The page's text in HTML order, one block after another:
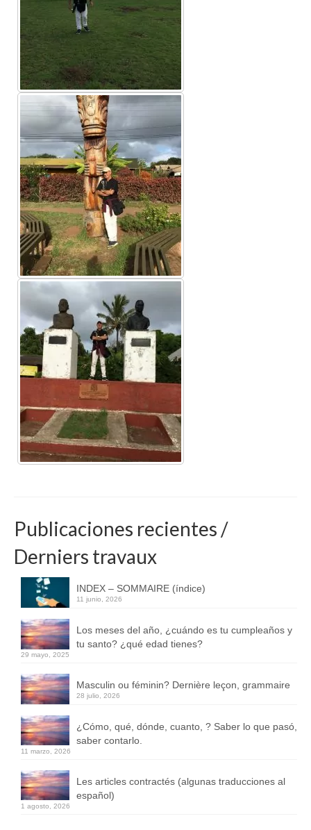
Publicaciones recientes /
Derniers travaux
INDEX – SOMMAIRE (índice)
11 junio, 2026
Los meses del año, ¿cuándo es tu cumpleaños y
tu santo? ¿qué edad tienes?
29 mayo, 2025
Masculin ou féminin? Dernière leçon, grammaire
28 julio, 2026
¿Cómo, qué, dónde, cuanto, ? Saber lo que pasó,
saber contarlo.
11 marzo, 2026
Les articles contractés (algunas traducciones al
español)
1 agosto, 2026